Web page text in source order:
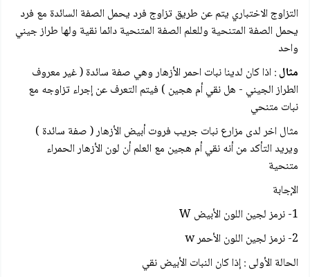
التزاوج الاختباري يتم عن طريق تزاوج فرد يحمل الصفة السائدة مع فرد
يحمل الصفة المتنحية وللعلم الصفة المتنحية دائما نقية ولها طراز جيني
واحد
مثال: اذا كان لدينا نبات احمر الأزهار وهي صفة سائدة ( غير معروف
الطراز الجيني - هل نقي أم هجين ) فيتم التعرف عن إجراء تزاوجه مع
نبات متنحي
مثال اخر لدى مزارع نبات جريب فروت أبيض الأزهار ( صفة سائدة )
ويريد التأكد من أنه نقي أم هجين مع العلم أن لون الأزهار الحمراء
متنحية
الإجابة
1- نرمز لجين اللون الأبيض W
2- نرمز لجين اللون الأحمر w
الحالة الأولى : إذا كان النبات الأبيض نقي